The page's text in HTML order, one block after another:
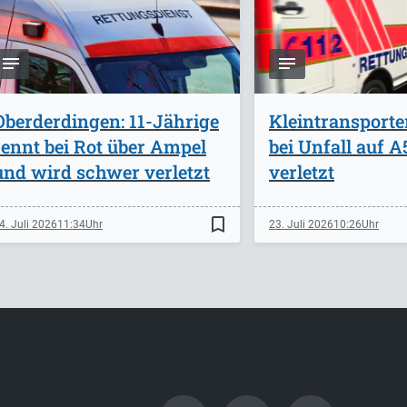
11-Jährige
bei Rot über Ampel
wird schwer verletzt
Juli 202611:34 bookmark_border
bei Unfall auf
verletzt
23. Juli 202610:26